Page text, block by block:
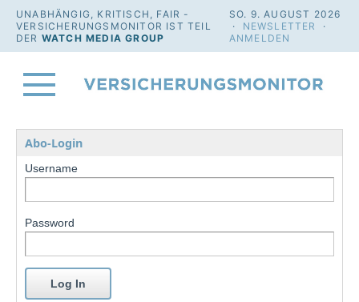
UNABHÄNGIG, KRITISCH, FAIR -
VERSICHERUNGSMONITOR IST TEIL
DER WATCH MEDIA GROUP
SO. 9. AUGUST 2026
· NEWSLETTER
·
ANMELDEN
Abo-Login
Username
Password